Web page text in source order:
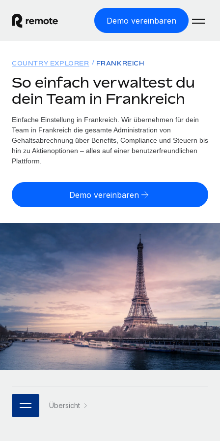
Demo vereinbaren
WELTWEITE BESCHÄFTIGUNG
Globale Payroll
Einfache, rechtssicher Payroll
Employer of Record
Weltweites Wachstum ohne Kosten für Niederlassungen
Contractor of Record
Rechtssichere, weltweite Arbeit mit Freelancer:innen
Globales Onboarding und Verwalten von
Auslagern von komplexen HR-Aufgaben
INFRASTRUKTUR
Remote Embedded
Nahtlose Integration der HR in bestehende Abläufe
Plattform
Integrierte HR-Kernfunktionen für dein Team
MCP
Integrationen
Lösungen
WELTWEITE ABDECKUNG
Country Explorer
Länderspezifische Unterstützung bei der Einstellung
Einfache Einstellung in allen US-Bundesstaaten
Startups
Agile HR- und Payroll-Lösungen für wachsende
Unternehmen
Mittelstand
Maßgeschneiderte HR-Lösungen, um Teams zu
vergrößern
Globale HR für Konzerne und Großunternehmen
PARTNER WERDEN
Flexible Einbettung von Global-HR-Funktionen in deine
Ressourcen
TOOLS UND RECHNER
Scheinselbstständigkeitsrisiko berechnen
Personalkostenrechner
Honorarzahlungen berechnen
Informationen zu möglichen Währungen und
Abwicklungsfristen für globale Freelancer:innen
LERNEN MIT REMOTE
Forschung und Leitfäden
Fallstudien
HR-Glossar
Bibliothek für Stellenbeschreibungen
Webinare
Preise
Deutsch
Español
Italiano
Português (Portugal)
한국어
COUNTRY EXPLORER FRANKREICH
So einfach verwaltest du
dein Team in Frankreich
Einfache Einstellung in Frankreich. Wir übernehmen für dein
Team in Frankreich die gesamte Administration von
Gehaltsabrechnung über Benefits, Compliance und Steuern bis
hin zu Aktienoptionen – alles auf einer benutzerfreundlichen
Plattform.
Demo vereinbaren
Übersicht